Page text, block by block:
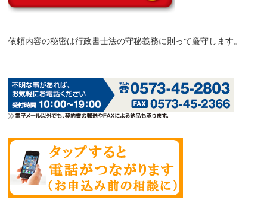
依頼内容の秘密は行政書士法の守秘義務に則って厳守します。